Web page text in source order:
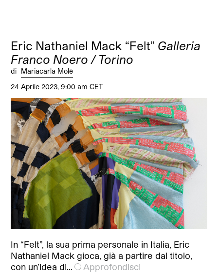
Eric Nathaniel Mack “Felt” Galleria
Franco Noero / Torino
di
Mariacarla Molè
24 Aprile 2023, 9:00 am CET
In “Felt”, la sua prima personale in Italia, Eric
Nathaniel Mack gioca, già a partire dal titolo,
con un’idea di…
Approfondisci